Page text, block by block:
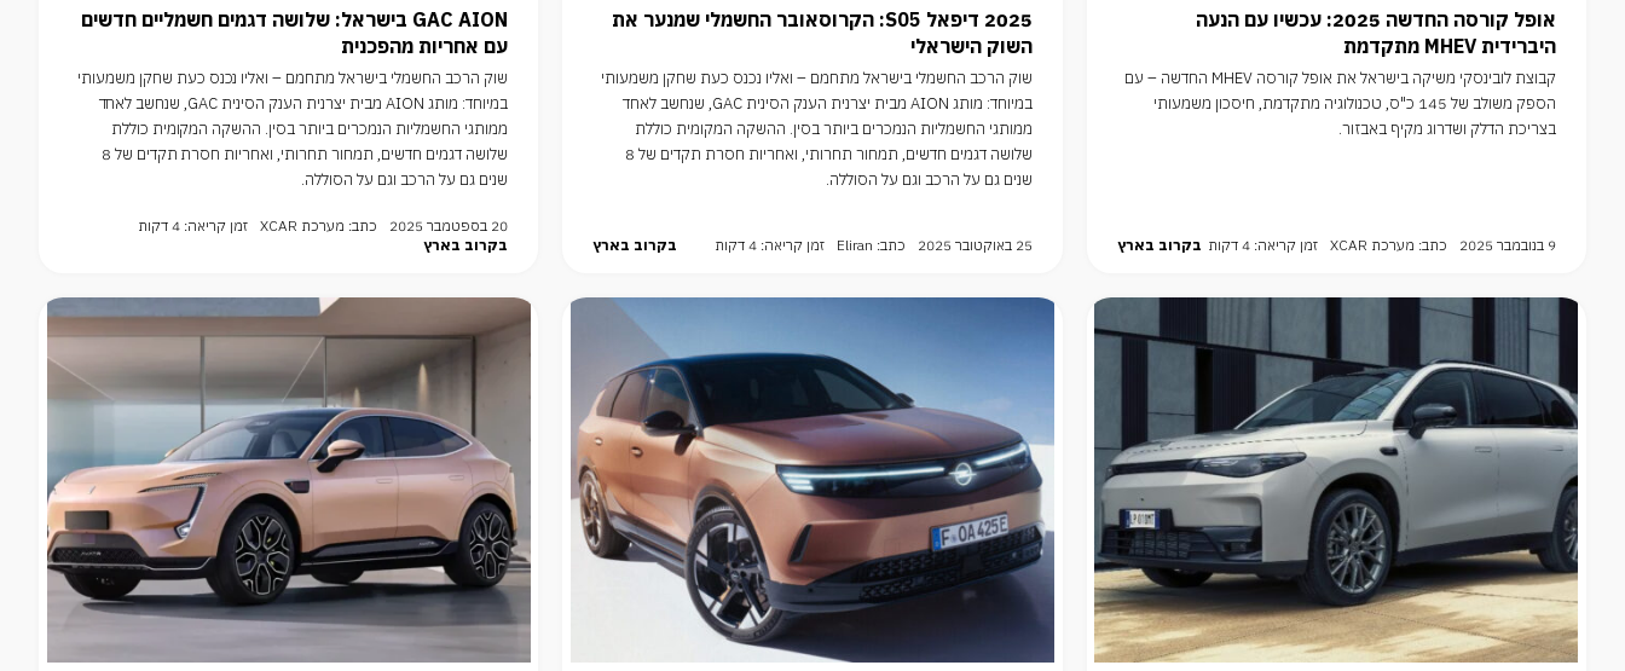
אופל קורסה החדשה 2025: עכשיו עם הנעה
היברידית MHEV מתקדמת
קבוצת לובינסקי משיקה בישראל את אופל קורסה MHEV החדשה – עם
הספק משולב של 145 כ"ס, טכנולוגיה מתקדמת, חיסכון משמעותי
בצריכת הדלק ושדרוג מקיף באבזור.
9 בנובמבר 2025 כתב: מערכת XCAR זמן קריאה: 4 דקות בקרוב בארץ
2025 דיפאל S05: הקרוסאובר החשמלי שמנער את
השוק הישראלי
שוק הרכב החשמלי בישראל מתחמם – ואליו נכנס כעת שחקן משמעותי
במיוחד: מותג AION מבית יצרנית הענק הסינית GAC, שנחשב לאחד
ממותגי החשמליות הנמכרים ביותר בסין. ההשקה המקומית כוללת
שלושה דגמים חדשים, תמחור תחרותי, ואחריות חסרת תקדים של 8
שנים גם על הרכב וגם על הסוללה.
25 באוקטובר 2025 כתב: Eliran זמן קריאה: 4 דקות בקרוב בארץ
GAC AION בישראל: שלושה דגמים חשמליים חדשים
עם אחריות מהפכנית
שוק הרכב החשמלי בישראל מתחמם – ואליו נכנס כעת שחקן משמעותי
במיוחד: מותג AION מבית יצרנית הענק הסינית GAC, שנחשב לאחד
ממותגי החשמליות הנמכרים ביותר בסין. ההשקה המקומית כוללת
שלושה דגמים חדשים, תמחור תחרותי, ואחריות חסרת תקדים של 8
שנים גם על הרכב וגם על הסוללה.
20 בספטמבר 2025 כתב: מערכת XCAR
זמן קריאה: 4 דקות
בקרוב בארץ